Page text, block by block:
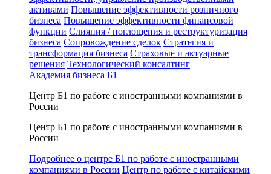
активами Повышение эффективности розничного
бизнеса Повышение эффективности финансовой
функции Слияния / поглощения и реструктуризация
бизнеса Сопровождение сделок Стратегия и
трансформация бизнеса Страховые и актуарные
решения Технологический консалтинг
Академия бизнеса Б1
Центр Б1 по работе с иностранными компаниями в
России
Центр Б1 по работе с иностранными компаниями в
России
Подробнее о центре Б1 по работе с иностранными
компаниями в России Центр по работе с китайскими